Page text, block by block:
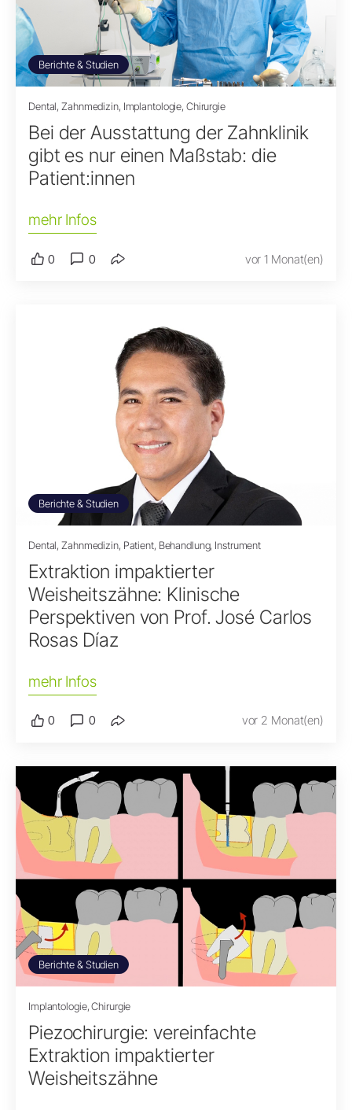
Berichte & Studien
Dental, Zahnmedizin, Implantologie, Chirurgie
Bei der Ausstattung der Zahnklinik
gibt es nur einen Maßstab: die
Patient:innen
mehr Infos
0 0 vor 1 Monat(en)
Berichte & Studien
Dental, Zahnmedizin, Patient, Behandlung, Instrument
Extraktion impaktierter
Weisheitszähne: Klinische
Perspektiven von Prof. José Carlos
Rosas Díaz
mehr Infos
0 0 vor 2 Monat(en)
Berichte & Studien
Implantologie, Chirurgie
Piezochirurgie: vereinfachte
Extraktion impaktierter
Weisheitszähne